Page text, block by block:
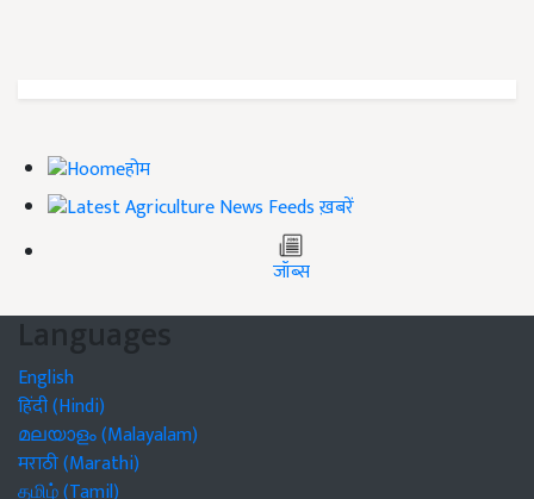
होम
ख़बरें
जॉब्स
Languages
English
हिंदी (Hindi)
മലയാളം (Malayalam)
मराठी (Marathi)
தமிழ் (Tamil)